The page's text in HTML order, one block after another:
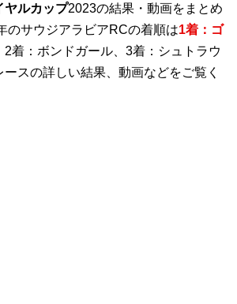
ヤルカップ2023の結果・動画をまとめ
のサウジアラビアRCの着順は1着：ゴ
2着：ボンドガール、3着：シュトラウ
スの詳しい結果、動画などをご覧く